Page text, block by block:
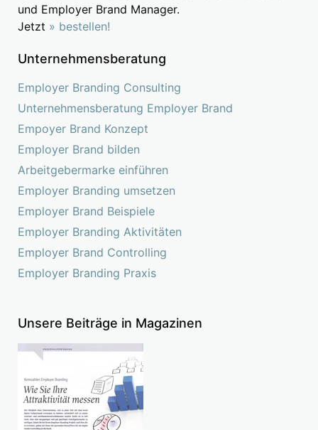
und Employer Brand Manager.
Jetzt » bestellen!
Unternehmensberatung
Employer Branding Consulting
Unternehmensberatung Employer Brand
Empoyer Brand Konzept
Employer Brand bilden
Arbeitgebermarke einführen
Employer Branding umsetzen
Employer Brand Beispiele
Employer Branding Aktivitäten
Employer Brand Controlling
Employer Branding Praxis
Unsere Beiträge in Magazinen